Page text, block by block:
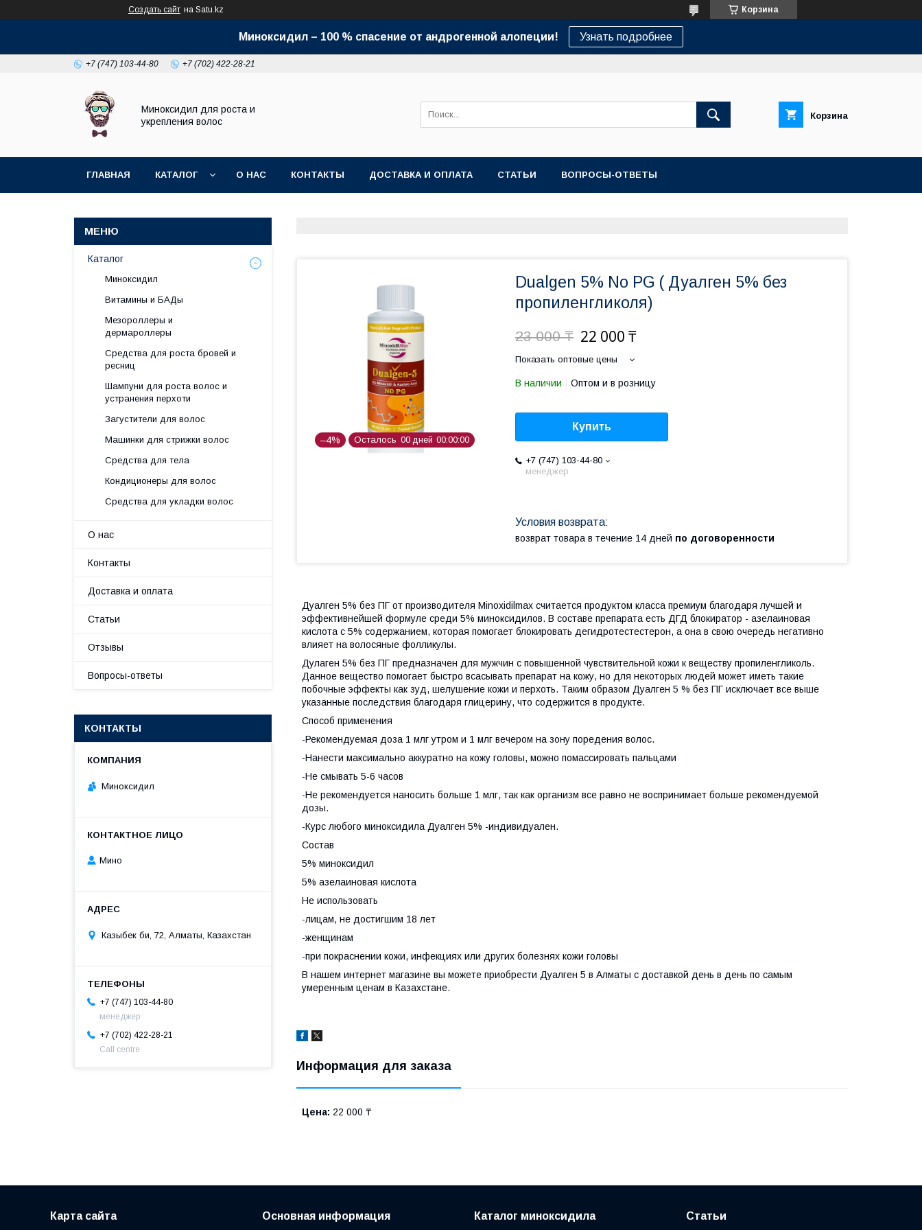
Создать сайт на Satu.kz Корзина
Миноксидил – 100 % спасение от андрогенной алопеции! Узнать подробнее
+7 (747) 103-44-80 +7 (702) 422-28-21
Миноксидил для роста и
укрепления волос
Корзина
ГЛАВНАЯ КАТАЛОГ О НАС КОНТАКТЫ ДОСТАВКА И ОПЛАТА СТАТЬИ ВОПРОСЫ-ОТВЕТЫ
–4% Осталось 00 дней 00 00 00
Dualgen 5% No PG ( Дуалген 5% без
пропиленгликоля)
23 000 ₸ 22 000 ₸
Показать оптовые цены
В наличии Оптом и в розницу
Купить
+7 (747) 103-44-80
менеджер
возврат товара в течение 14 дней по договоренности
Дуалген 5% без ПГ от производителя Minoxidilmax считается продуктом класса премиум благодаря лучшей и
эффективнейшей формуле среди 5% миноксидилов. В составе препарата есть ДГД блокиратор - азелаиновая
кислота с 5% содержанием, которая помогает блокировать дегидротестестерон, а она в свою очередь негативно
влияет на волосяные фолликулы.
Дулаген 5% без ПГ предназначен для мужчин с повышенной чувствительной кожи к веществу пропиленгликоль.
Данное вещество помогает быстро всасывать препарат на кожу, но для некоторых людей может иметь такие
побочные эффекты как зуд, шелушение кожи и перхоть. Таким образом Дуалген 5 % без ПГ исключает все выше
указанные последствия благодаря глицерину, что содержится в продукте.
Способ применения
-Рекомендуемая доза 1 млг утром и 1 млг вечером на зону поредения волос.
-Нанести максимально аккуратно на кожу головы, можно помассировать пальцами
-Не смывать 5-6 часов
-Не рекомендуется наносить больше 1 млг, так как организм все равно не воспринимает больше рекомендуемой
дозы.
-Курс любого миноксидила Дуалген 5% -индивидуален.
Состав
5% миноксидил
5% азелаиновая кислота
Не использовать
-лицам, не достигшим 18 лет
-женщинам
-при покраснении кожи, инфекциях или других болезнях кожи головы
В нашем интернет магазине вы можете приобрести Дуалген 5 в Алматы с доставкой день в день по самым
умеренным ценам в Казахстане.
Информация для заказа
Цена: 22 000 ₸
Каталог
Миноксидил
Витамины и БАДы
Мезороллеры и
дермароллеры
Средства для роста бровей и
ресниц
Шампуни для роста волос и
устранения перхоти
Загустители для волос
Машинки для стрижки волос
Средства для тела
Кондиционеры для волос
Средства для укладки волос
О нас
Контакты
Доставка и оплата
Статьи
Отзывы
Вопросы-ответы
КОНТАКТЫ
Миноксидил
Мино
Казыбек би, 72, Алматы, Казахстан
+7 (747) 103-44-80
менеджер
+7 (702) 422-28-21
Call centre
Карта сайта Основная информация Каталог миноксидила Статьи